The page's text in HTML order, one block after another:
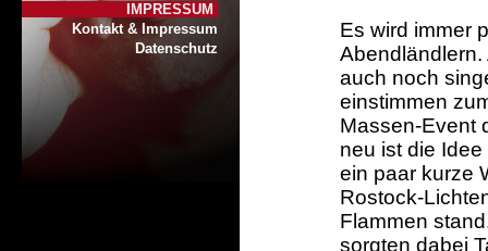
IMPRESSUM
Kontakt & Impressum
Datenschutz
Es wird immer
auch noch
einstimmen
Massen-Event
neu ist die
ein paar kurze
Rostock-
Flammen
sorgten dabei